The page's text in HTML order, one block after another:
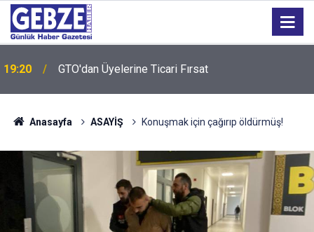
19:20 GTO'dan Üyelerine Ticari Fırsat
Anasayfa ASAYİŞ Konuşmak için çağırıp öldürmüş!